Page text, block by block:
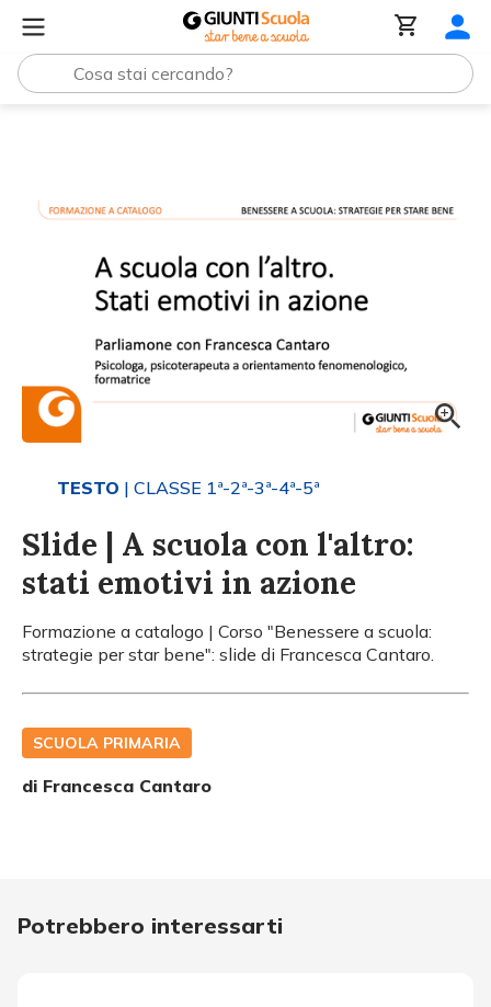
TESTO | CLASSE 1ª-2ª-3ª-4ª-5ª
Slide | A scuola con l'altro:
stati emotivi in azione
Formazione a catalogo | Corso "Benessere a scuola:
strategie per star bene": slide di Francesca Cantaro.
SCUOLA PRIMARIA
di Francesca Cantaro
Potrebbero interessarti